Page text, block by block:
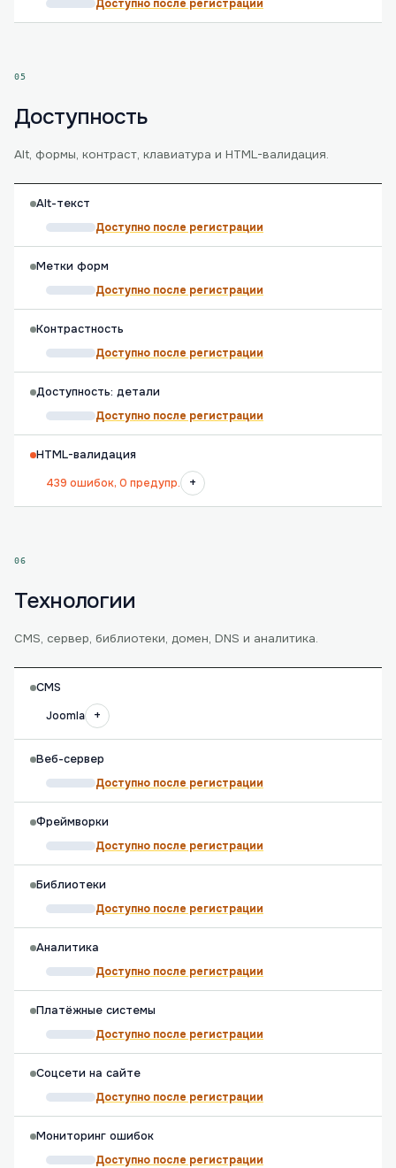
Доступно после регистрации
05
Доступность
Alt, формы, контраст, клавиатура и HTML-валидация.
Alt-текст
Доступно после регистрации
Метки форм
Доступно после регистрации
Контрастность
Доступно после регистрации
Доступность: детали
Доступно после регистрации
HTML-валидация
439 ошибок, 0 предупр.
+
06
Технологии
CMS, сервер, библиотеки, домен, DNS и аналитика.
CMS
Joomla
+
Веб-сервер
Доступно после регистрации
Фреймворки
Доступно после регистрации
Библиотеки
Доступно после регистрации
Аналитика
Доступно после регистрации
Платёжные системы
Доступно после регистрации
Соцсети на сайте
Доступно после регистрации
Мониторинг ошибок
Доступно после регистрации